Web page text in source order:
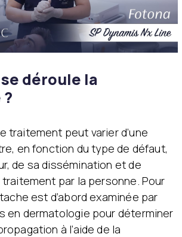
déroule la
traitement peut varier d’une
en fonction du type de défaut,
de sa dissémination et de
traitement par la personne. Pour
est d’abord examinée par
en dermatologie pour déterminer
à l’aide de la